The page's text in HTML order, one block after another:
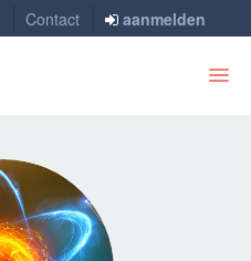
Contact aanmelden